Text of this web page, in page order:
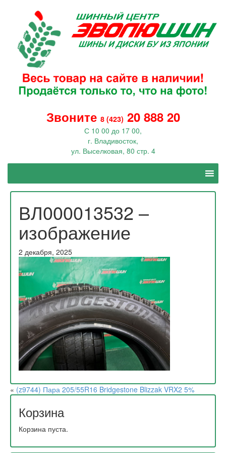
Звоните 8 (423) 20 888 20
С 10 00 до 17 00,
г. Владивосток,
ул. Выселковая, 80 стр. 4
ВЛ000013532 –
изображение
2 декабря, 2025
« (z9744) Пара 205/55R16 Bridgestone Blizzak VRX2 5%
Корзина
Корзина пуста.